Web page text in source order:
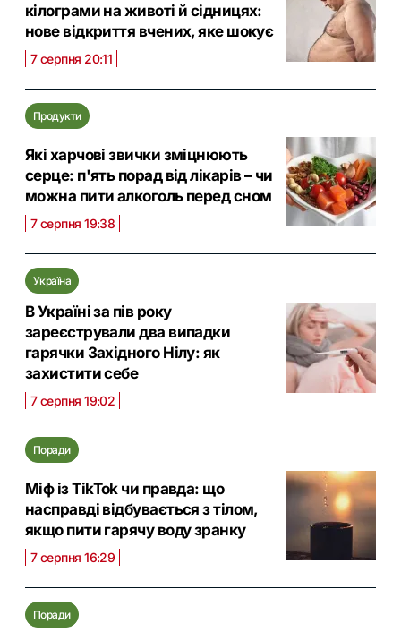
кілограми на животі й сідницях:
нове відкриття вчених, яке шокує
7 серпня 20:11
Продукти
Які харчові звички зміцнюють
серце: п'ять порад від лікарів – чи
можна пити алкоголь перед сном
7 серпня 19:38
Україна
В Україні за пів року
зареєстрували два випадки
гарячки Західного Нілу: як
захистити себе
7 серпня 19:02
Поради
Міф із TikTok чи правда: що
насправді відбувається з тілом,
якщо пити гарячу воду зранку
7 серпня 16:29
Поради